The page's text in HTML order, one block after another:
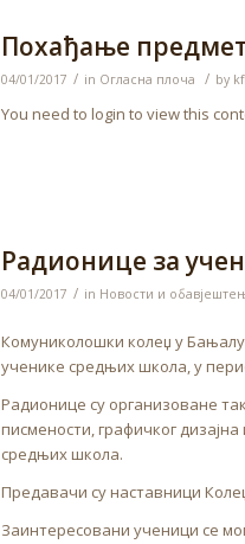
Похађање
04/01/2017 / in Огласна плоча / by
You need to login to view this
Радионице за
04/01/2017 / in Новости и
Комуниколошки колеџ у
ученике средњих школа, у
Радионице су организоване
писмености, графичког
средњих школа.
Предавачи су наставници
Заинтересовани ученици се